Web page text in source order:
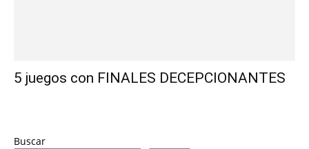
5 juegos con FINALES DECEPCIONANTES
Buscar